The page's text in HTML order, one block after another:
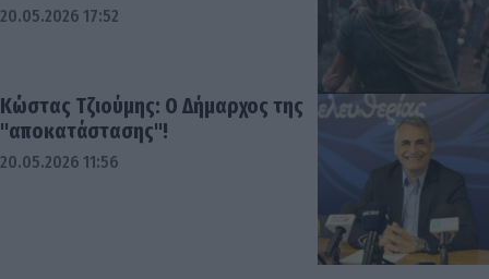
20.05.2026 17:52
Κώστας Τζιούμης: Ο Δήμαρχος της
"αποκατάστασης"!
20.05.2026 11:56